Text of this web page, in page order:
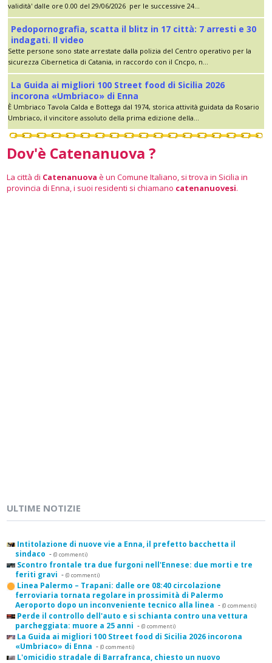
validità' dalle ore 0.00 del 29/06/2026 per le successive 24...
Pedopornografia, scatta il blitz in 17 città: 7 arresti e 30
indagati. Il video
Sette persone sono state arrestate dalla polizia del Centro operativo per la
sicurezza Cibernetica di Catania, in raccordo con il Cncpo, n...
La Guida ai migliori 100 Street food di Sicilia 2026
incorona «Umbriaco» di Enna
È Umbriaco Tavola Calda e Bottega dal 1974, storica attività guidata da Rosario
Umbriaco, il vincitore assoluto della prima edizione della...
Dov'è Catenanuova ?
La città di Catenanuova è un Comune Italiano, si trova in Sicilia in
provincia di Enna, i suoi residenti si chiamano catenanuovesi.
ULTIME NOTIZIE
Intitolazione di nuove vie a Enna, il prefetto bacchetta il
sindaco - (0 commenti)
Scontro frontale tra due furgoni nell'Ennese: due morti e tre
feriti gravi - (0 commenti)
Linea Palermo – Trapani: dalle ore 08:40 circolazione
ferroviaria tornata regolare in prossimità di Palermo
Aeroporto dopo un inconveniente tecnico alla linea - (0 commenti)
Perde il controllo dell'auto e si schianta contro una vettura
parcheggiata: muore a 25 anni - (0 commenti)
La Guida ai migliori 100 Street food di Sicilia 2026 incorona
«Umbriaco» di Enna - (0 commenti)
L'omicidio stradale di Barrafranca, chiesto un nuovo